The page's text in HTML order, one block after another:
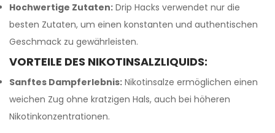
Hochwertige Zutaten: Drip Hacks verwendet nur die
besten Zutaten, um einen konstanten und authentischen
Geschmack zu gewährleisten.
VORTEILE DES NIKOTINSALZLIQUIDS:
Sanftes Dampferlebnis: Nikotinsalze ermöglichen einen
weichen Zug ohne kratzigen Hals, auch bei höheren
Nikotinkonzentrationen.